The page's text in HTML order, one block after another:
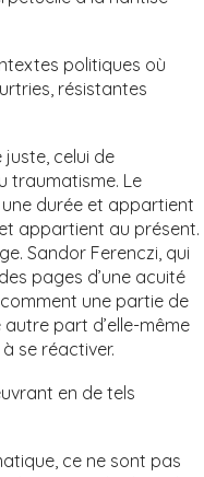
politiques où
résistantes
celui de
traumatisme. Le
durée et appartient
appartient au présent.
Sandor Ferenczi, qui
pages d’une acuité
une partie de
part d’elle-même
se réactiver.
en de tels
ce ne sont pas